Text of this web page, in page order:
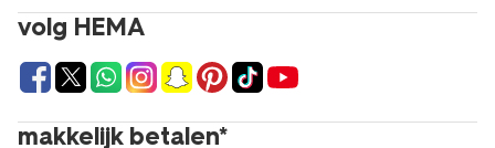
volg HEMA
makkelijk betalen*